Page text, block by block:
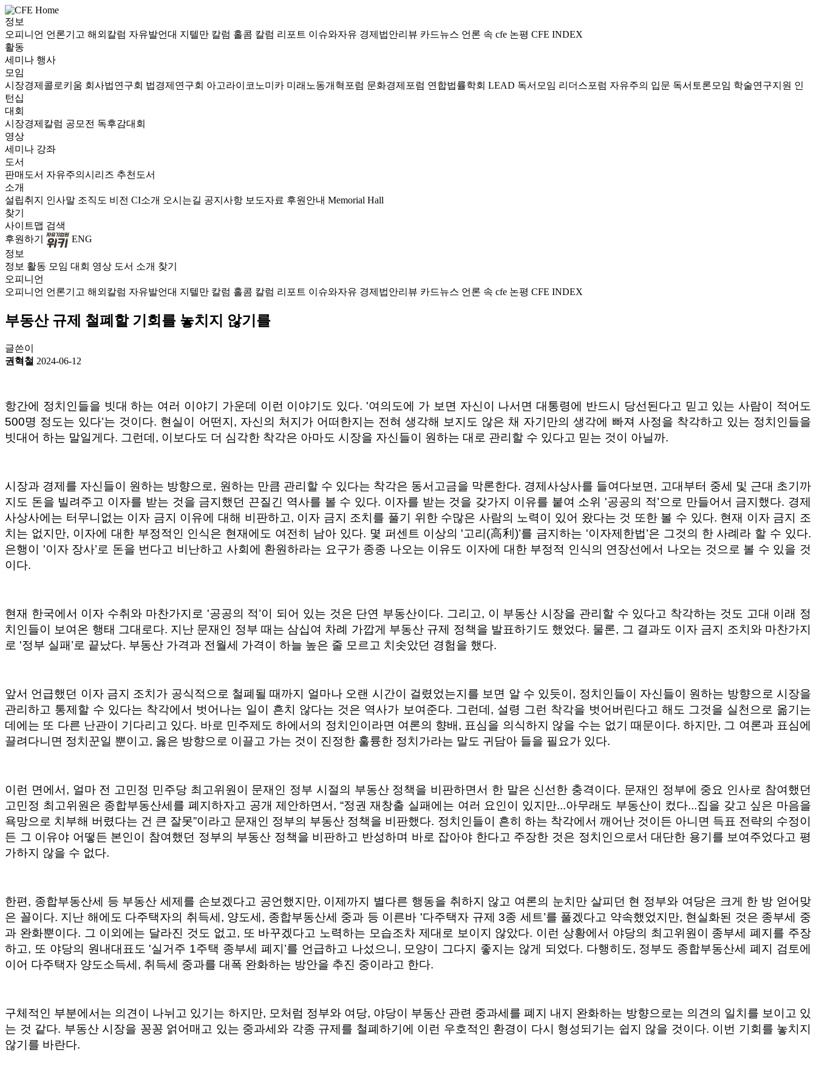
정보
오피니언 언론기고 해외칼럼 자유발언대 지텔만 칼럼 홀콤 칼럼 리포트 이슈와자유 경제법안리뷰 카드뉴스 언론 속 cfe 논평 CFE INDEX
활동
세미나 행사
모임
시장경제콜로키움 회사법연구회 법경제연구회 아고라이코노미카 미래노동개혁포럼 문화경제포럼 연합법률학회 LEAD 독서모임 리더스포럼 자유주의 입문 독서토론모임 학술연구지원 인
턴십
대회
시장경제칼럼 공모전 독후감대회
영상
세미나 강좌
도서
판매도서 자유주의시리즈 추천도서
소개
설립취지 인사말 조직도 비전 CI소개 오시는길 공지사항 보도자료 후원안내 Memorial Hall
찾기
사이트맵 검색
후원하기
ENG
정보
정보 활동 모임 대회 영상 도서 소개 찾기
오피니언
오피니언 언론기고 해외칼럼 자유발언대 지텔만 칼럼 홀콤 칼럼 리포트 이슈와자유 경제법안리뷰 카드뉴스 언론 속 cfe 논평 CFE INDEX
부동산 규제 철폐할 기회를 놓치지 않기를
글쓴이
권혁철 2024-06-12
항간에 정치인들을 빗대 하는 여러 이야기 가운데 이런 이야기도 있다. '여의도에 가 보면 자신이 나서면 대통령에 반드시 당선된다고 믿고 있는 사람이 적어도
500명 정도는 있다’는 것이다. 현실이 어떤지, 자신의 처지가 어떠한지는 전혀 생각해 보지도 않은 채 자기만의 생각에 빠져 사정을 착각하고 있는 정치인들을
빗대어 하는 말일게다. 그런데, 이보다도 더 심각한 착각은 아마도 시장을 자신들이 원하는 대로 관리할 수 있다고 믿는 것이 아닐까.
시장과 경제를 자신들이 원하는 방향으로, 원하는 만큼 관리할 수 있다는 착각은 동서고금을 막론한다. 경제사상사를 들여다보면, 고대부터 중세 및 근대 초기까
지도 돈을 빌려주고 이자를 받는 것을 금지했던 끈질긴 역사를 볼 수 있다. 이자를 받는 것을 갖가지 이유를 붙여 소위 '공공의 적’으로 만들어서 금지했다. 경제
사상사에는 터무니없는 이자 금지 이유에 대해 비판하고, 이자 금지 조치를 풀기 위한 수많은 사람의 노력이 있어 왔다는 것 또한 볼 수 있다. 현재 이자 금지 조
치는 없지만, 이자에 대한 부정적인 인식은 현재에도 여전히 남아 있다. 몇 퍼센트 이상의 '고리(高利)’를 금지하는 '이자제한법’은 그것의 한 사례라 할 수 있다.
은행이 '이자 장사’로 돈을 번다고 비난하고 사회에 환원하라는 요구가 종종 나오는 이유도 이자에 대한 부정적 인식의 연장선에서 나오는 것으로 볼 수 있을 것
이다.
현재 한국에서 이자 수취와 마찬가지로 '공공의 적’이 되어 있는 것은 단연 부동산이다. 그리고, 이 부동산 시장을 관리할 수 있다고 착각하는 것도 고대 이래 정
치인들이 보여온 행태 그대로다. 지난 문재인 정부 때는 삼십여 차례 가깝게 부동산 규제 정책을 발표하기도 했었다. 물론, 그 결과도 이자 금지 조치와 마찬가지
로 '정부 실패’로 끝났다. 부동산 가격과 전월세 가격이 하늘 높은 줄 모르고 치솟았던 경험을 했다.
앞서 언급했던 이자 금지 조치가 공식적으로 철폐될 때까지 얼마나 오랜 시간이 걸렸었는지를 보면 알 수 있듯이, 정치인들이 자신들이 원하는 방향으로 시장을
관리하고 통제할 수 있다는 착각에서 벗어나는 일이 흔치 않다는 것은 역사가 보여준다. 그런데, 설령 그런 착각을 벗어버린다고 해도 그것을 실천으로 옮기는
데에는 또 다른 난관이 기다리고 있다. 바로 민주제도 하에서의 정치인이라면 여론의 향배, 표심을 의식하지 않을 수는 없기 때문이다. 하지만, 그 여론과 표심에
끌려다니면 정치꾼일 뿐이고, 옳은 방향으로 이끌고 가는 것이 진정한 훌륭한 정치가라는 말도 귀담아 들을 필요가 있다.
이런 면에서, 얼마 전 고민정 민주당 최고위원이 문재인 정부 시절의 부동산 정책을 비판하면서 한 말은 신선한 충격이다. 문재인 정부에 중요 인사로 참여했던
고민정 최고위원은 종합부동산세를 폐지하자고 공개 제안하면서, “정권 재창출 실패에는 여러 요인이 있지만...아무래도 부동산이 컸다...집을 갖고 싶은 마음을
욕망으로 치부해 버렸다는 건 큰 잘못”이라고 문재인 정부의 부동산 정책을 비판했다. 정치인들이 흔히 하는 착각에서 깨어난 것이든 아니면 득표 전략의 수정이
든 그 이유야 어떻든 본인이 참여했던 정부의 부동산 정책을 비판하고 반성하며 바로 잡아야 한다고 주장한 것은 정치인으로서 대단한 용기를 보여주었다고 평
가하지 않을 수 없다.
한편, 종합부동산세 등 부동산 세제를 손보겠다고 공언했지만, 이제까지 별다른 행동을 취하지 않고 여론의 눈치만 살피던 현 정부와 여당은 크게 한 방 얻어맞
은 꼴이다. 지난 해에도 다주택자의 취득세, 양도세, 종합부동산세 중과 등 이른바 '다주택자 규제 3종 세트’를 풀겠다고 약속했었지만, 현실화된 것은 종부세 중
과 완화뿐이다. 그 이외에는 달라진 것도 없고, 또 바꾸겠다고 노력하는 모습조차 제대로 보이지 않았다. 이런 상황에서 야당의 최고위원이 종부세 폐지를 주장
하고, 또 야당의 원내대표도 '실거주 1주택 종부세 폐지’를 언급하고 나섰으니, 모양이 그다지 좋지는 않게 되었다. 다행히도, 정부도 종합부동산세 폐지 검토에
이어 다주택자 양도소득세, 취득세 중과를 대폭 완화하는 방안을 추진 중이라고 한다.
구체적인 부분에서는 의견이 나뉘고 있기는 하지만, 모처럼 정부와 여당, 야당이 부동산 관련 중과세를 폐지 내지 완화하는 방향으로는 의견의 일치를 보이고 있
는 것 같다. 부동산 시장을 꽁꽁 얽어매고 있는 중과세와 각종 규제를 철폐하기에 이런 우호적인 환경이 다시 형성되기는 쉽지 않을 것이다. 이번 기회를 놓치지
않기를 바란다.